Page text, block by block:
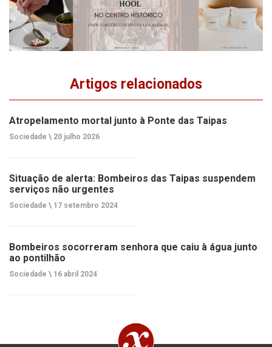
Artigos relacionados
Atropelamento mortal junto à Ponte das Taipas
Sociedade \ 20 julho 2026
Situação de alerta: Bombeiros das Taipas suspendem
serviços não urgentes
Sociedade \ 17 setembro 2024
Bombeiros socorreram senhora que caiu à água junto
ao pontilhão
Sociedade \ 16 abril 2024